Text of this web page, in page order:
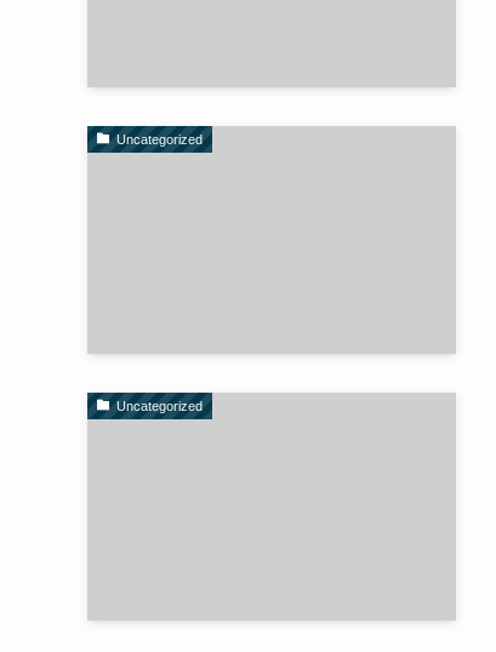
Uncategorized
Uncategorized